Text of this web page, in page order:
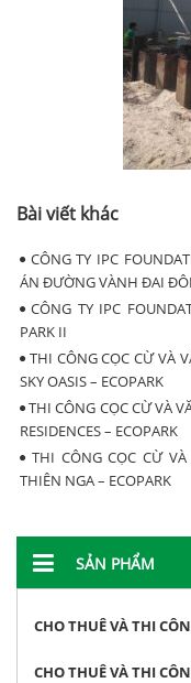
Bài viết khác
CÔNG TY IPC
ÁN ĐƯỜNG VÀNH ĐAI
CÔNG TY IPC
PARK II
THI CÔNG CỌC CỪ VÀ
SKY OASIS – ECOPARK
THI CÔNG CỌC CỪ VÀ
RESIDENCES – ECOPARK
THI CÔNG CỌC CỪ
THIÊN NGA – ECOPARK
SẢN PHẨM
CHO THUÊ VÀ THI
CHO THUÊ VÀ THI